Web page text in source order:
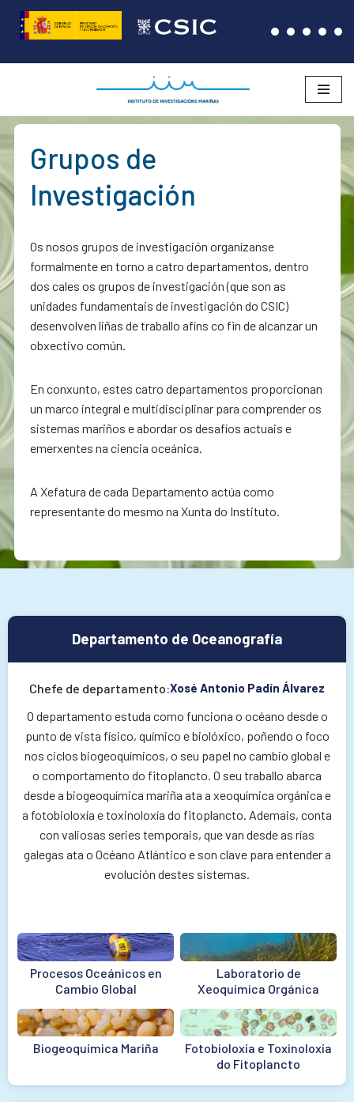
Saltar
ao
Grupos de
Investigación
Os nosos grupos de investigación organízanse
formalmente en torno a catro departamentos, dentro
dos cales os grupos de investigación (que son as
unidades fundamentais de investigación do CSIC)
desenvolven liñas de traballo afíns co fin de alcanzar un
obxectivo común.
En conxunto, estes catro departamentos proporcionan
un marco integral e multidisciplinar para comprender os
sistemas mariños e abordar os desafíos actuais e
emerxentes na ciencia oceánica.
A Xefatura de cada Departamento actúa como
representante do mesmo na Xunta do Instituto.
Departamento de Oceanografía
Chefe de departamento:Xosé Antonio Padín Álvarez
O departamento estuda como funciona o océano desde o
punto de vista físico, químico e biolóxico, poñendo o foco
nos ciclos biogeoquímicos, o seu papel no cambio global e
o comportamento do fitoplancto. O seu traballo abarca
desde a biogeoquímica mariña ata a xeoquímica orgánica e
a fotobioloxía e toxinoloxía do fitoplancto. Ademais, conta
con valiosas series temporais, que van desde as rías
galegas ata o Océano Atlántico e son clave para entender a
evolución destes sistemas.
Procesos Oceánicos en
Cambio Global
Laboratorio de
Xeoquímica Orgánica
Biogeoquímica Mariña
Fotobioloxía e Toxinoloxía
do Fitoplancto